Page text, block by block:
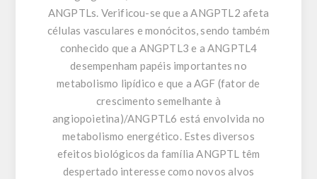
ANGPTLs. Verificou-se que a ANGPTL2 afeta
células vasculares e monócitos, sendo também
conhecido que a ANGPTL3 e a ANGPTL4
desempenham papéis importantes no
metabolismo lipídico e que a AGF (fator de
crescimento semelhante à
angiopoietina)/ANGPTL6 está envolvida no
metabolismo energético. Estes diversos
efeitos biológicos da família ANGPTL têm
despertado interesse como novos alvos